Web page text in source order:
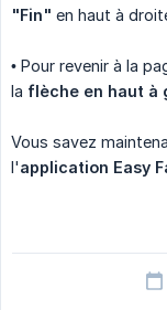
"Fin" en haut à
• Pour revenir à la
la flèche en haut à
Vous savez
l'application Easy